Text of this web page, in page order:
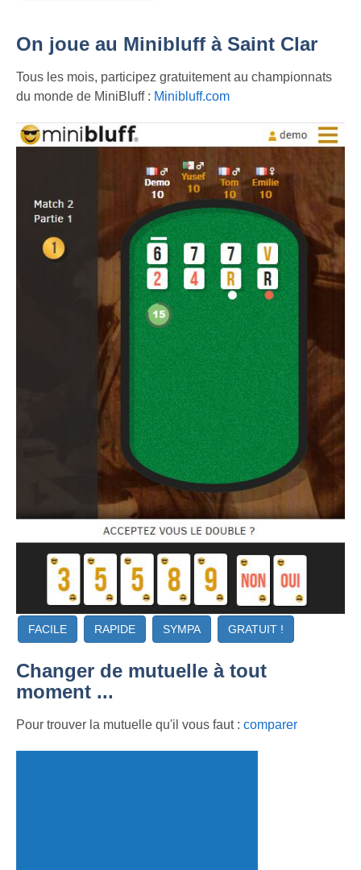
On joue au Minibluff à Saint Clar
Tous les mois, participez gratuitement au championnats
du monde de MiniBluff : Minibluff.com
FACILE RAPIDE SYMPA GRATUIT !
Changer de mutuelle à tout
moment ...
Pour trouver la mutuelle qu'il vous faut : comparer